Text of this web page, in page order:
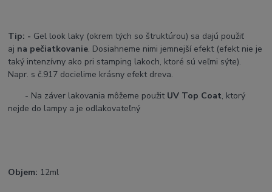
Tip: - Gel look laky (okrem tých so štruktúrou) sa dajú použiť
aj na pečiatkovanie. Dosiahneme nimi jemnejší efekt (efekt nie je
taký intenzívny ako pri stamping lakoch, ktoré sú veľmi sýte).
Napr. s č.917 docielime krásny efekt dreva.
- Na záver lakovania môžeme použit UV Top Coat, ktorý
nejde do lampy a je odlakovateľný
Objem: 12ml